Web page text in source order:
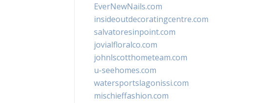
EverNewNails.com
insideoutdecoratingcentre.com
salvatoresinpoint.com
jovialfloralco.com
johnlscotthometeam.com
u-seehomes.com
watersportslagonissi.com
mischieffashion.com